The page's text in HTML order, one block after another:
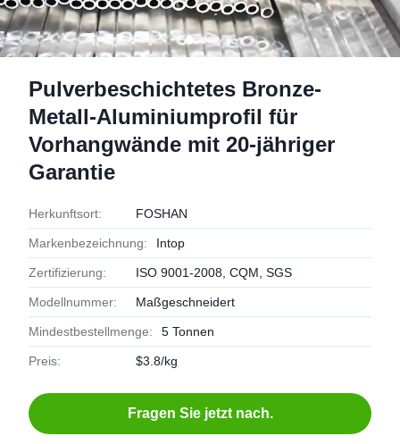
Pulverbeschichtetes Bronze-
Metall-Aluminiumprofil für
Vorhangwände mit 20-jähriger
Garantie
Herkunftsort: FOSHAN
Markenbezeichnung: Intop
Zertifizierung: ISO 9001-2008, CQM, SGS
Modellnummer: Maßgeschneidert
Mindestbestellmenge: 5 Tonnen
Preis: $3.8/kg
Fragen Sie jetzt nach.